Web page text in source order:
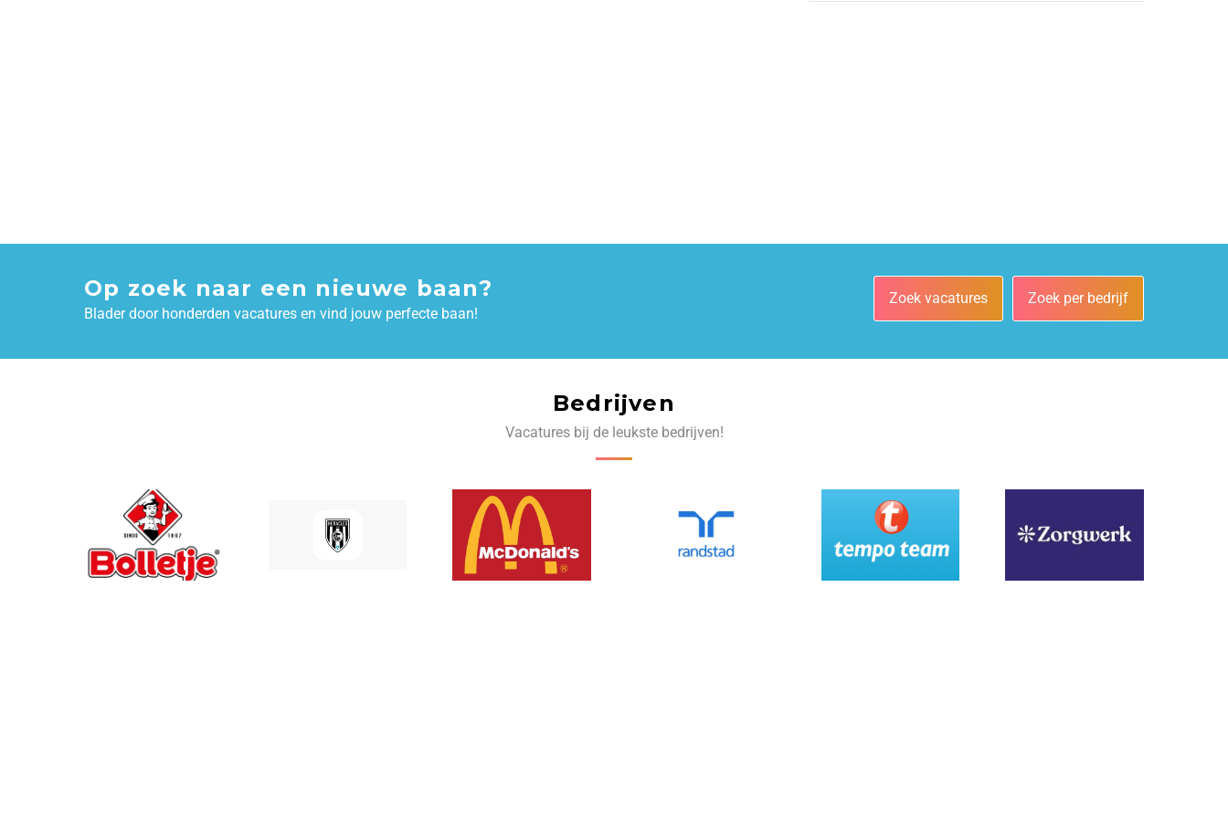
Op zoek naar een nieuwe baan?
Blader door honderden vacatures en vind jouw perfecte baan!
Zoek vacatures Zoek per bedrijf
Bedrijven
Vacatures bij de leukste bedrijven!